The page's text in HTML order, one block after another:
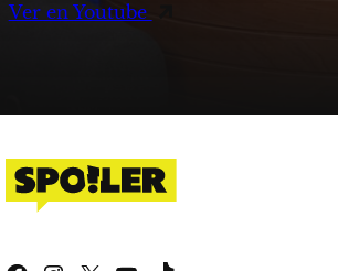
Ver en Youtube
Facebook
Instagram
X YouTube